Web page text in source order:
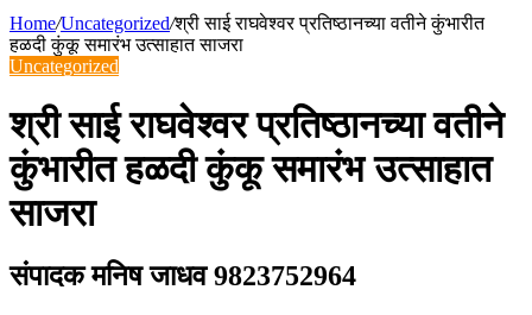
Home/Uncategorized/श्री साई राघवेश्वर प्रतिष्ठानच्या वतीने कुंभारीत
हळदी कुंकू समारंभ उत्साहात साजरा
Uncategorized
श्री साई राघवेश्वर प्रतिष्ठानच्या वतीने
कुंभारीत हळदी कुंकू समारंभ उत्साहात
साजरा
संपादक मनिष जाधव 9823752964